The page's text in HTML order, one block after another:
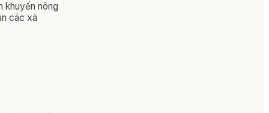
khuyến nông
các xã